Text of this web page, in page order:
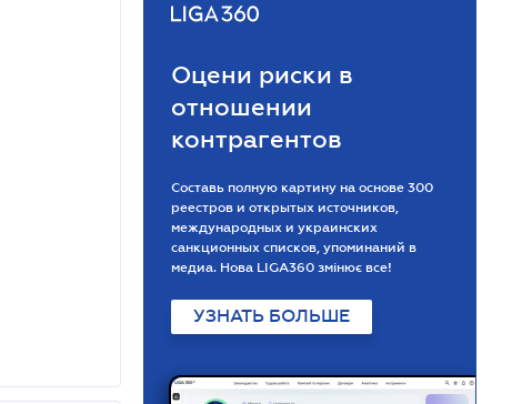
Оцени риски в
отношении
контрагентов
Составь полную картину на основе 300
реестров и открытых источников,
международных и украинских
санкционных списков, упоминаний в
медиа. Нова LIGA360 змінює все!
УЗНАТЬ БОЛЬШЕ